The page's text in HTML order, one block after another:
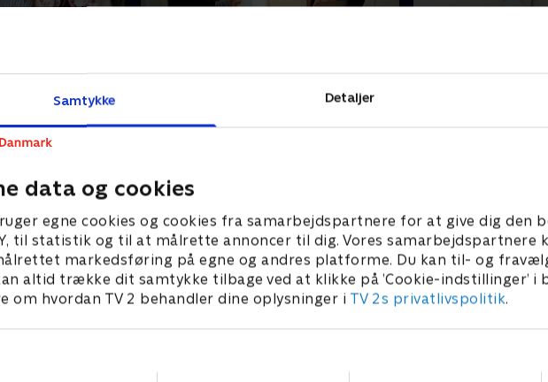
Samtykke Detaljer
data og cookies
egne cookies og cookies fra samarbejdspartnere for at give dig den
til statistik og til at målrette annoncer til dig. Vores samarbejdspartnere
markedsføring på egne og andres platforme. Du kan til- og
altid trække dit samtykke tilbage ved at klikke på ’Cookie-indstillinger’ i
om hvordan TV 2 behandler dine oplysninger i TV 2s privatlivspolitik.
hjælp
på Marcs
kæreste have
Det er kun et døgn siden, at
flyttede ind i deres nye lejlighed. Nu
18. januar 2026 • 19 min
Etsub har kun boet